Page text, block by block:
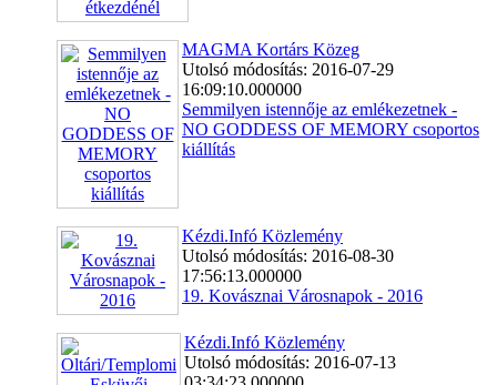
MAGMA Kortárs Közeg
Utolsó módosítás: 2016-07-29
16:09:10.000000
Semmilyen istennője az emlékezetnek -
NO GODDESS OF MEMORY csoportos
kiállítás
Kézdi.Infó Közlemény
Utolsó módosítás: 2016-08-30
17:56:13.000000
19. Kovásznai Városnapok - 2016
Kézdi.Infó Közlemény
Utolsó módosítás: 2016-07-13